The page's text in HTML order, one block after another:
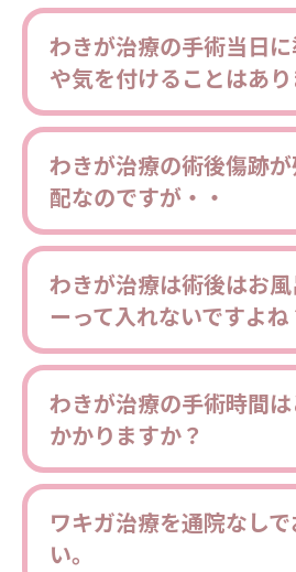
わきが治療の手術当日
や気を付けることはあり
わきが治療の術後傷跡
配なのですが・・
わきが治療は術後はお
ーって入れないですよね
わきが治療の手術時間
かかりますか？
ワキガ治療を通院なし
い。